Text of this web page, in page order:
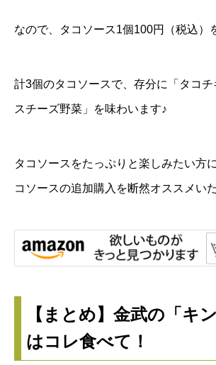
なので、タコソース1個100円（税込）
計3個のタコソースで、存分に「タコチ
スチーズ野菜」を味わいます♪
タコソースをたっぷりと楽しみたい方
コソースの追加購入を断然オススメい
【まとめ】金武の「キ
はコレ食べて！